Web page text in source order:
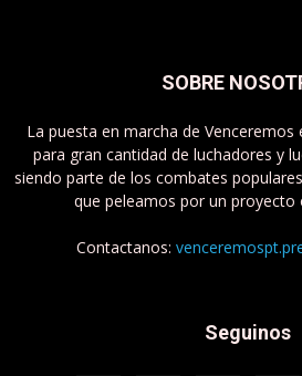
SOBRE
La puesta en marcha de
para gran cantidad de luchadores y
siendo parte de los combates
que peleamos por un proyecto
Contactanos:
Seguinos